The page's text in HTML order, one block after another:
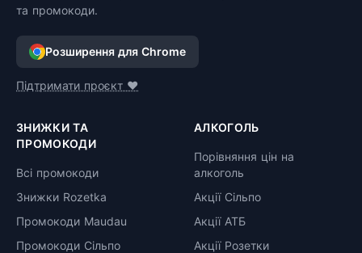
та промокоди.
Розширення для Chrome
Підтримати проєкт ❤️
ЗНИЖКИ ТА
ПРОМОКОДИ
Всі промокоди
Знижки Rozetka
Промокоди Maudau
Промокоди Сільпо
АЛКОГОЛЬ
Порівняння цін на
алкоголь
Акції Сільпо
Акції АТБ
Акції Розетки